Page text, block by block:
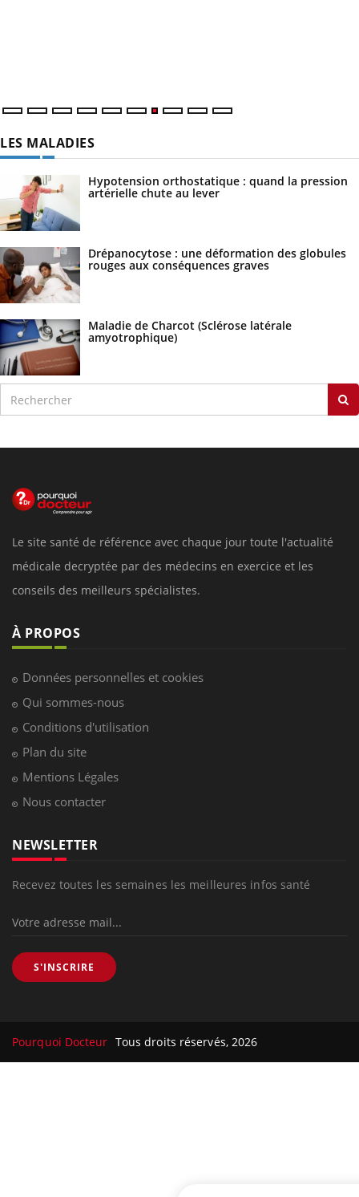
LES MALADIES
Hypotension orthostatique : quand la pression
artérielle chute au lever
Drépanocytose : une déformation des globules
rouges aux conséquences graves
Maladie de Charcot (Sclérose latérale
amyotrophique)
Le site santé de référence avec chaque jour toute l'actualité
médicale decryptée par des médecins en exercice et les
conseils des meilleurs spécialistes.
À PROPOS
Données personnelles et cookies
Qui sommes-nous
Conditions d'utilisation
Plan du site
Mentions Légales
Nous contacter
NEWSLETTER
Recevez toutes les semaines les meilleures infos santé
S'INSCRIRE
Pourquoi Docteur Tous droits réservés, 2026